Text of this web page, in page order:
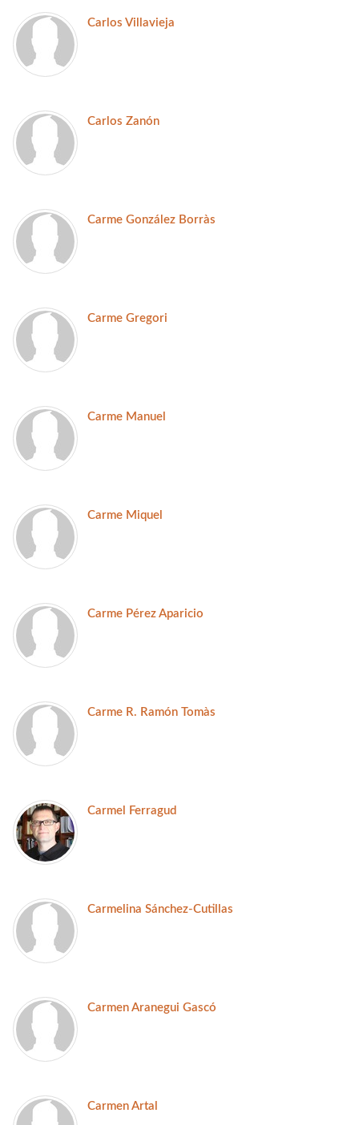
Carlos Villavieja
Carlos Zanón
Carme González Borràs
Carme Gregori
Carme Manuel
Carme Miquel
Carme Pérez Aparicio
Carme R. Ramón Tomàs
Carmel Ferragud
Carmelina Sánchez-Cutillas
Carmen Aranegui Gascó
Carmen Artal